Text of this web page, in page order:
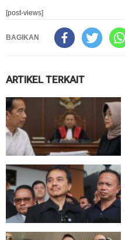
[post-views]
BAGIKAN
ARTIKEL TERKAIT